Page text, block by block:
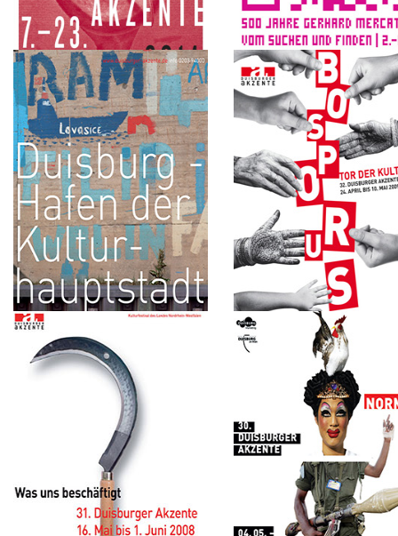
2014
Geld oder Leben
2012
500 Jahre Gerhard
Vom Suchen und Finden
2010
Duisburg - Hafen der
Kulturhauptstadt
2009
BOSPORUS - Tor der